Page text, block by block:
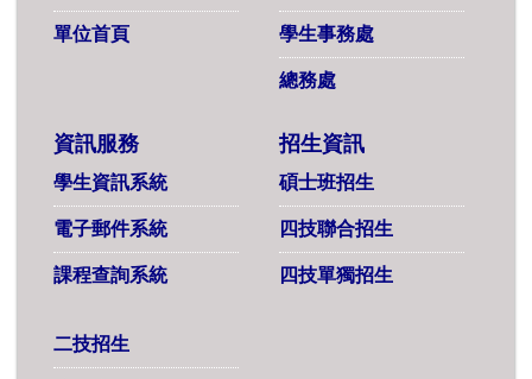
單位首頁 學生事務處
總務處
資訊服務
學生資訊系統
電子郵件系統
課程查詢系統
招生資訊
碩士班招生
四技聯合招生
四技單獨招生
二技招生